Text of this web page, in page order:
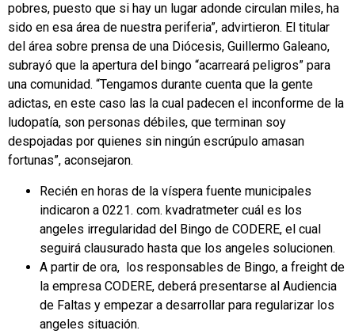
pobres, puesto que si hay un lugar adonde circulan miles, ha
sido en esa área de nuestra periferia”, advirtieron. El titular
del área sobre prensa de una Diócesis, Guillermo Galeano,
subrayó que la apertura del bingo “acarreará peligros” para
una comunidad. “Tengamos durante cuenta que la gente
adictas, en este caso las la cual padecen el inconforme de la
ludopatía, son personas débiles, que terminan soy
despojadas por quienes sin ningún escrúpulo amasan
fortunas”, aconsejaron.
Recién en horas de la víspera fuente municipales
indicaron a 0221. com. kvadratmeter cuál es los
angeles irregularidad del Bingo de CODERE, el cual
seguirá clausurado hasta que los angeles solucionen.
A partir de ora, los responsables de Bingo, a freight de
la empresa CODERE, deberá presentarse al Audiencia
de Faltas y empezar a desarrollar para regularizar los
angeles situación.